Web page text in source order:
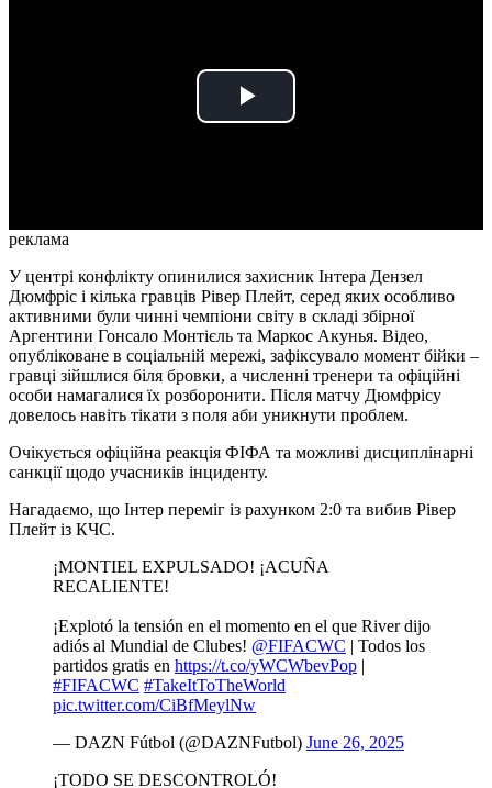
Play
реклама
У центрі конфлікту опинилися захисник Інтера Дензел
Дюмфріс і кілька гравців Рівер Плейт, серед яких особливо
активними були чинні чемпіони світу в складі збірної
Аргентини Гонсало Монтієль та Маркос Акунья. Відео,
опубліковане в соціальній мережі, зафіксувало момент бійки –
гравці зійшлися біля бровки, а численні тренери та офіційні
особи намагалися їх розборонити. Після матчу Дюмфрісу
довелось навіть тікати з поля аби уникнути проблем.
Очікується офіційна реакція ФІФА та можливі дисциплінарні
санкції щодо учасників інциденту.
Нагадаємо, що Інтер переміг із рахунком 2:0 та вибив Рівер
Плейт із КЧС.
¡MONTIEL EXPULSADO! ¡ACUÑA
RECALIENTE!
¡Explotó la tensión en el momento en el que River dijo
adiós al Mundial de Clubes! @FIFACWC | Todos los
partidos gratis en https://t.co/yWCWbevPop |
#FIFACWC #TakeItToTheWorld
pic.twitter.com/CiBfMeylNw
— DAZN Fútbol (@DAZNFutbol) June 26, 2025
¡TODO SE DESCONTROLÓ!